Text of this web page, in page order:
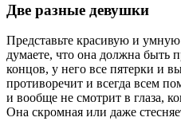
Две разные девушки
Представьте красивую и
думаете, что она должна быть
концов, у него все пятерки и
противоречит и всегда всем
и вообще не смотрит в глаза,
Она скромная или даже